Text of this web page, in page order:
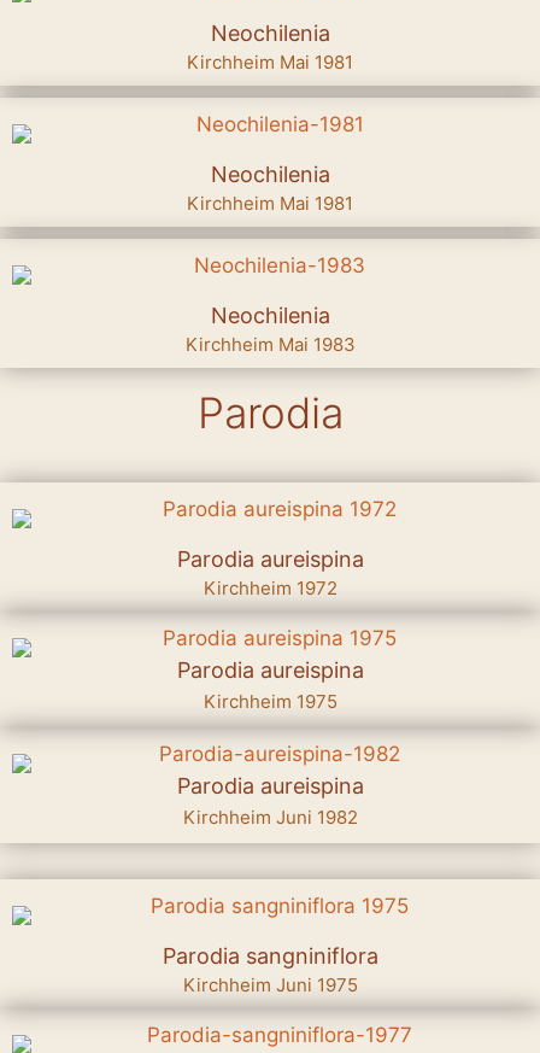
Neochilenia
Kirchheim Mai 1981
Neochilenia
Kirchheim Mai 1981
Neochilenia
Kirchheim Mai 1983
Parodia
Parodia aureispina
Kirchheim 1972
Parodia aureispina
Kirchheim 1975
Parodia aureispina
Kirchheim Juni 1982
Parodia sangniniflora
Kirchheim Juni 1975